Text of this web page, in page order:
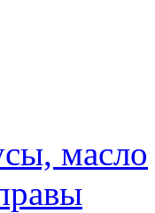
масло